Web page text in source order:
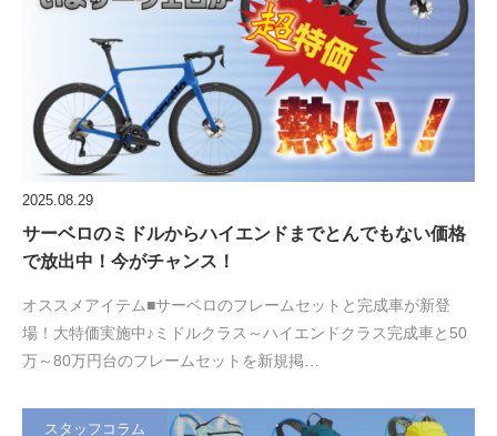
2025.08.29
サーベロのミドルからハイエンドまでとんでもない価格
で放出中！今がチャンス！
オススメアイテム■サーベロのフレームセットと完成車が新登
場！大特価実施中♪ミドルクラス～ハイエンドクラス完成車と50
万～80万円台のフレームセットを新規掲…
スタッフコラム